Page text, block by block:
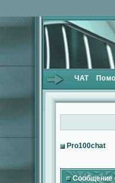
ЧАТ
Pro100chat